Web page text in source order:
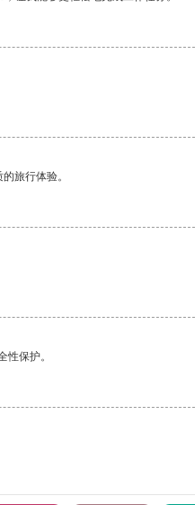
旅行体验。
保护。